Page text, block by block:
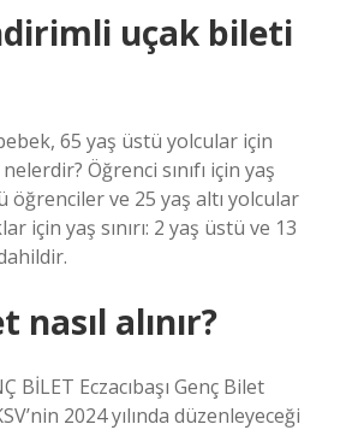
uçak bileti
65 yaş üstü yolcular için
Öğrenci sınıfı için yaş
öğrenciler ve 25 yaş altı yolcular
için yaş sınırı: 2 yaş üstü ve 13
nasıl alınır?
BİLET Eczacıbaşı Genç Bilet
2024 yılında düzenleyeceği